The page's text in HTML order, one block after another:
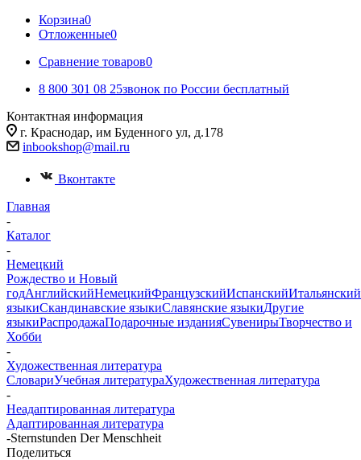
Корзина0
Отложенные0
Сравнение товаров0
8 800 301 08 25звонок по России бесплатный
Контактная информация
г. Краснодар, им Буденного ул, д.178
inbookshop@mail.ru
Вконтакте
Главная
-
Каталог
-
Немецкий
Рождество и Новый
годАнглийскийНемецкийФранцузскийИспанскийИтальянский
языкиСкандинавские языкиСлавянские языкиДругие
языкиРаспродажаПодарочные изданияСувенирыТворчество и
Хобби
-
Художественная литература
СловариУчебная литератураХудожественная литература
-
Неадаптированная литература
Адаптированная литература
-Sternstunden Der Menschheit
Поделиться